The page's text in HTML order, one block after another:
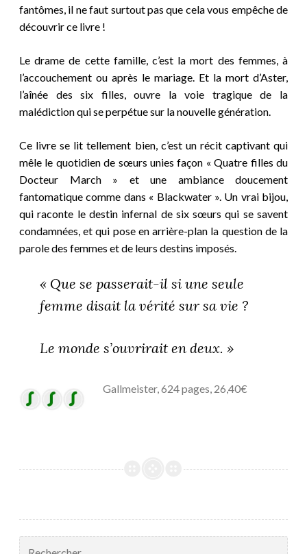
fantômes, il ne faut surtout pas que cela vous empêche de
découvrir ce livre !
Le drame de cette famille, c’est la mort des femmes, à
l’accouchement ou après le mariage. Et la mort d’Aster,
l’aînée des six filles, ouvre la voie tragique de la
malédiction qui se perpétue sur la nouvelle génération.
Ce livre se lit tellement bien, c’est un récit captivant qui
mêle le quotidien de sœurs unies façon « Quatre filles du
Docteur March » et une ambiance doucement
fantomatique comme dans « Blackwater ». Un vrai bijou,
qui raconte le destin infernal de six sœurs qui se savent
condamnées, et qui pose en arrière-plan la question de la
parole des femmes et de leurs destins imposés.
« Que se passerait-il si une seule
femme disait la vérité sur sa vie ?
Le monde s’ouvrirait en deux. »
Gallmeister, 624 pages, 26,40€